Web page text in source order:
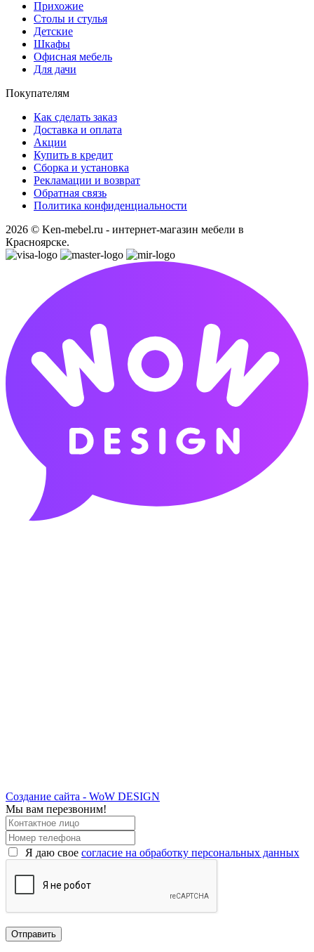
Прихожие
Столы и стулья
Детские
Шкафы
Офисная мебель
Для дачи
Покупателям
Как сделать заказ
Доставка и оплата
Акции
Купить в кредит
Сборка и установка
Рекламации и возврат
Обратная связь
Политика конфиденциальности
2026 © Ken-mebel.ru - интернет-магазин мебели в
Красноярске.
Создание сайта - WoW DESIGN
Мы вам перезвоним!
Я даю свое согласие на обработку персональных данных